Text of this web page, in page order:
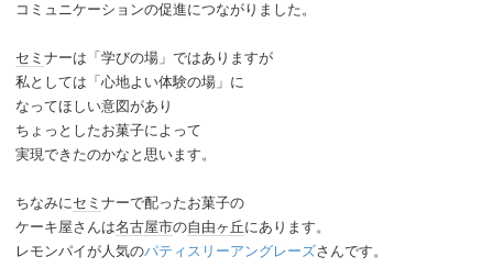
コミュニケーションの促進につながりました。
セミ ナーは「学びの場」ではありますが
私としては「心地よい体験の場」に
なってほしい意図があり
ちょっとしたお菓子によって
実現できたのかなと思います。
ちなみにセミ ナーで配ったお菓子の
ケーキ屋さんは名古屋市の自由ヶ丘にあります。
レモンパイが人気のパティスリーアングレーズさんです。